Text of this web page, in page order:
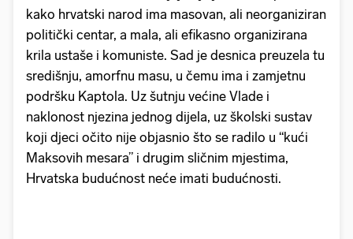
kako hrvatski narod ima masovan, ali neorganiziran
politički centar, a mala, ali efikasno organizirana
krila ustaše i komuniste. Sad je desnica preuzela tu
središnju, amorfnu masu, u čemu ima i zamjetnu
podršku Kaptola. Uz šutnju većine Vlade i
naklonost njezina jednog dijela, uz školski sustav
koji djeci očito nije objasnio što se radilo u “kući
Maksovih mesara” i drugim sličnim mjestima,
Hrvatska budućnost neće imati budućnosti.